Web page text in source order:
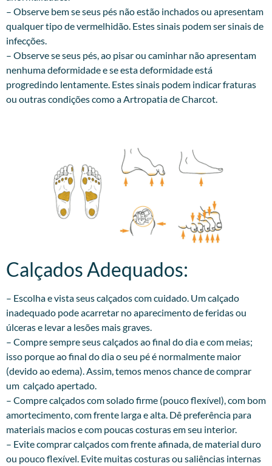
– Observe bem se seus pés não estão inchados ou apresentam
qualquer tipo de vermelhidão. Estes sinais podem ser sinais de
infecções.
– Observe se seus pés, ao pisar ou caminhar não apresentam
nenhuma deformidade e se esta deformidade está
progredindo lentamente. Estes sinais podem indicar fraturas
ou outras condições como a Artropatia de Charcot.
Calçados Adequados:​
– Escolha e vista seus calçados com cuidado. Um calçado
inadequado pode acarretar no aparecimento de feridas ou
úlceras e levar a lesões mais graves.
– Compre sempre seus calçados ao final do dia e com meias;
isso porque ao final do dia o seu pé é normalmente maior
(devido ao edema). Assim, temos menos chance de comprar
um calçado apertado.
– Compre calçados com solado firme (pouco flexível), com bom
amortecimento, com frente larga e alta. Dê preferência para
materiais macios e com poucas costuras em seu interior.
– Evite comprar calçados com frente afinada, de material duro
ou pouco flexível. Evite muitas costuras ou saliências internas